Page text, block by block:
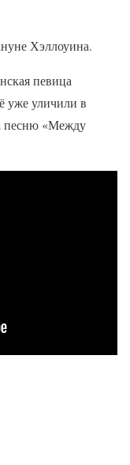
Хэллоуина.
певица
уже уличили в
песню «Между